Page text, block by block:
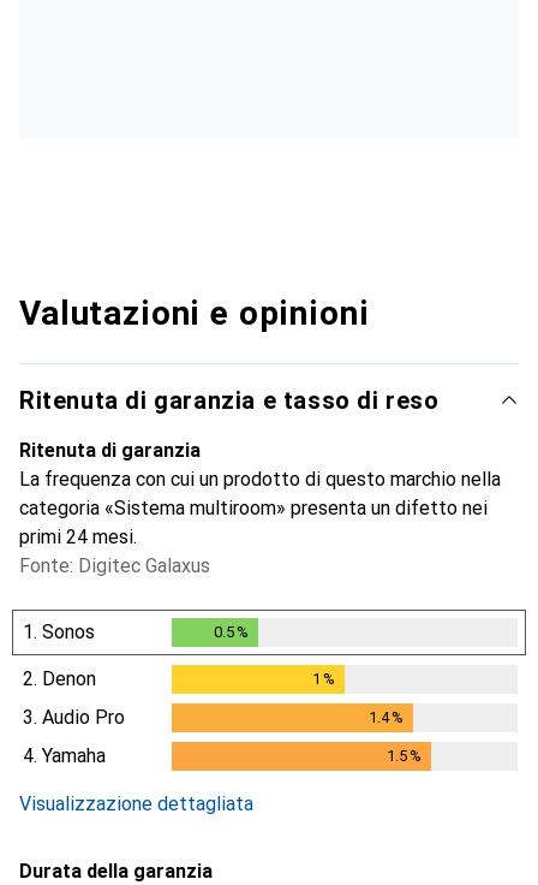
Valutazioni e opinioni
Ritenuta di garanzia e tasso di reso
Ritenuta di garanzia
La frequenza con cui un prodotto di questo marchio nella
categoria «Sistema multiroom» presenta un difetto nei
primi 24 mesi.
Fonte: Digitec Galaxus
1. Sonos 0.5%
2. Denon 1 %
3. Audio Pro 1.4%
4. Yamaha 1.5%
i
Visualizzazione dettagliata
Durata della garanzia